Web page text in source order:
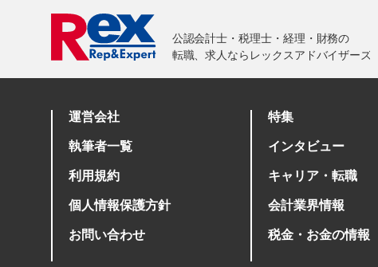
運営会社
執筆者一覧
利用規約
個人情報保護方針
お問い合わせ
特集
インタビュー
キャリア・転職
会計業界情報
税金・お金の情報